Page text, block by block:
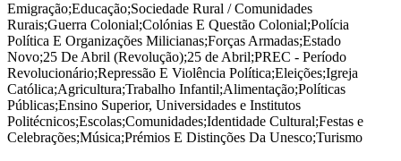
Emigração;Educação;Sociedade Rural / Comunidades
Rurais;Guerra Colonial;Colónias E Questão Colonial;Polícia
Política E Organizações Milicianas;Forças Armadas;Estado
Novo;25 De Abril (Revolução);25 de Abril;PREC - Período
Revolucionário;Repressão E Violência Política;Eleições;Igreja
Católica;Agricultura;Trabalho Infantil;Alimentação;Políticas
Públicas;Ensino Superior, Universidades e Institutos
Politécnicos;Escolas;Comunidades;Identidade Cultural;Festas e
Celebrações;Música;Prémios E Distinções Da Unesco;Turismo